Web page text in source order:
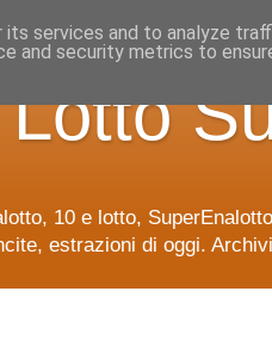
10 e lotto,
estrazioni di oggi.
services and to analyze
and security metrics to